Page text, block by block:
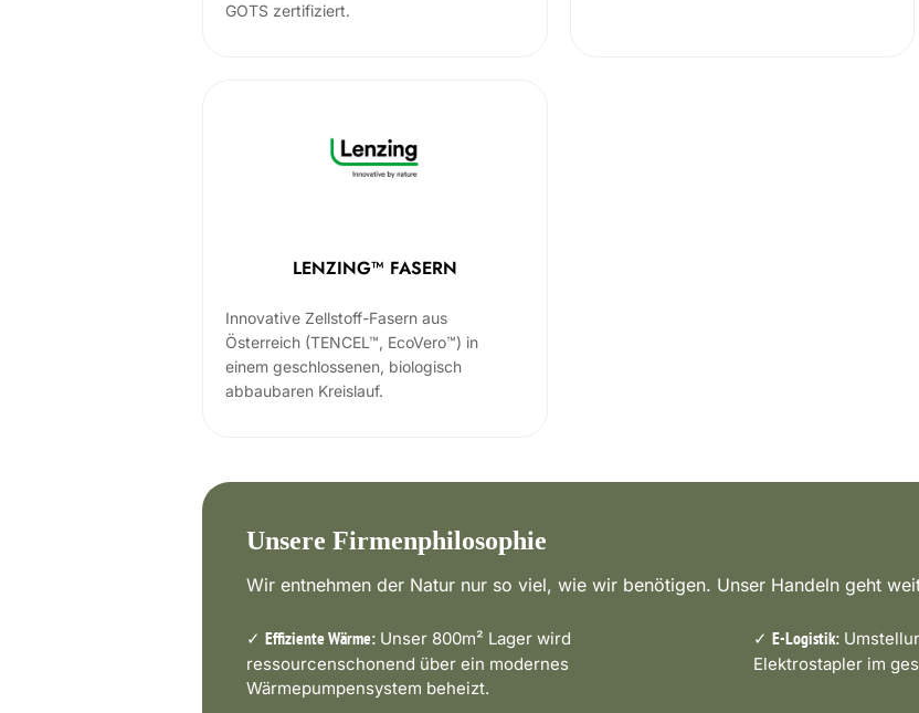
GOTS zertifiziert.
LENZING™ FASERN
Innovative Zellstoff-Fasern aus
Österreich (TENCEL™, EcoVero™) in
einem geschlossenen, biologisch
abbaubaren Kreislauf.
Unsere Firmenphilosophie
Wir entnehmen der Natur nur so viel, wie wir benötigen. Unser Handeln geht
✓ Effiziente Wärme: Unser 800m² Lager wird
ressourcenschonend über ein modernes
Wärmepumpensystem beheizt.
✓ E-Logistik:
Elektrostapler im